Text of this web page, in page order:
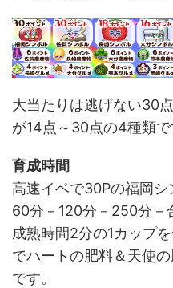
大当たりは逃げない30
が14点～30点の4種類で
育成時間
高速イベで30Pの福岡シ
60分－120分－250分－
成熟時間2分の1カップ
でハートの肥料＆天使
です。